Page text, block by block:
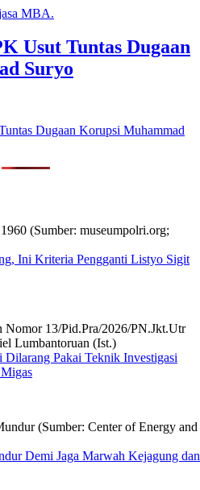
Usut Tuntas Dugaan
Suryo
Ini Kriteria Pengganti Listyo Sigit
Pakai Teknik Investigasi
Demi Jaga Marwah Kejagung dan